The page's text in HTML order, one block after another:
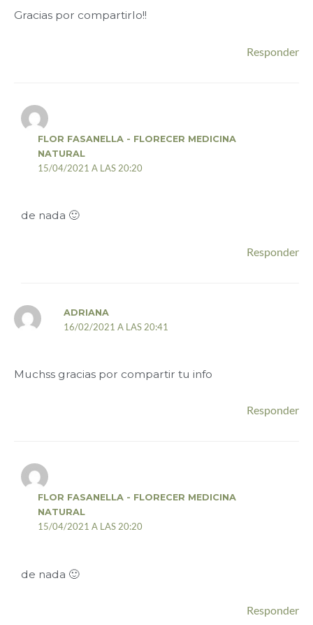
Gracias por compartirlo!!
Responder
FLOR FASANELLA - FLORECER MEDICINA
NATURAL
15/04/2021 A LAS 20:20
de nada 🙂
Responder
ADRIANA
16/02/2021 A LAS 20:41
Muchss gracias por compartir tu info
Responder
FLOR FASANELLA - FLORECER MEDICINA
NATURAL
15/04/2021 A LAS 20:20
de nada 🙂
Responder